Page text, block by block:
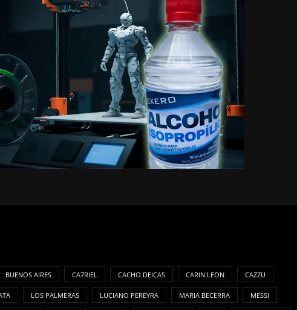
BUENOS AIRES CA7RIEL CACHO DEICAS CARIN LEON CAZZU
LOS PALMERAS LUCIANO PEREYRA MARIA BECERRA MESSI